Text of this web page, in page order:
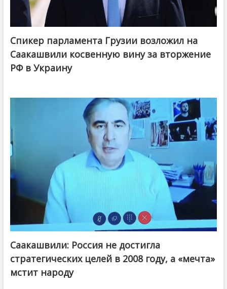
Спикер парламента Грузии возложил на
Саакашвили косвенную вину за вторжение
РФ в Украину
Саакашвили: Россия не достигла
стратегических целей в 2008 году, а «мечта»
мстит народу